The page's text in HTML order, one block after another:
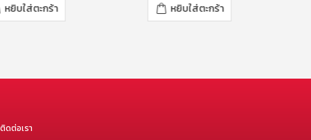
หยิบใส่ตะกร้า หยิบใส่ตะกร้า
ติดต่อเรา